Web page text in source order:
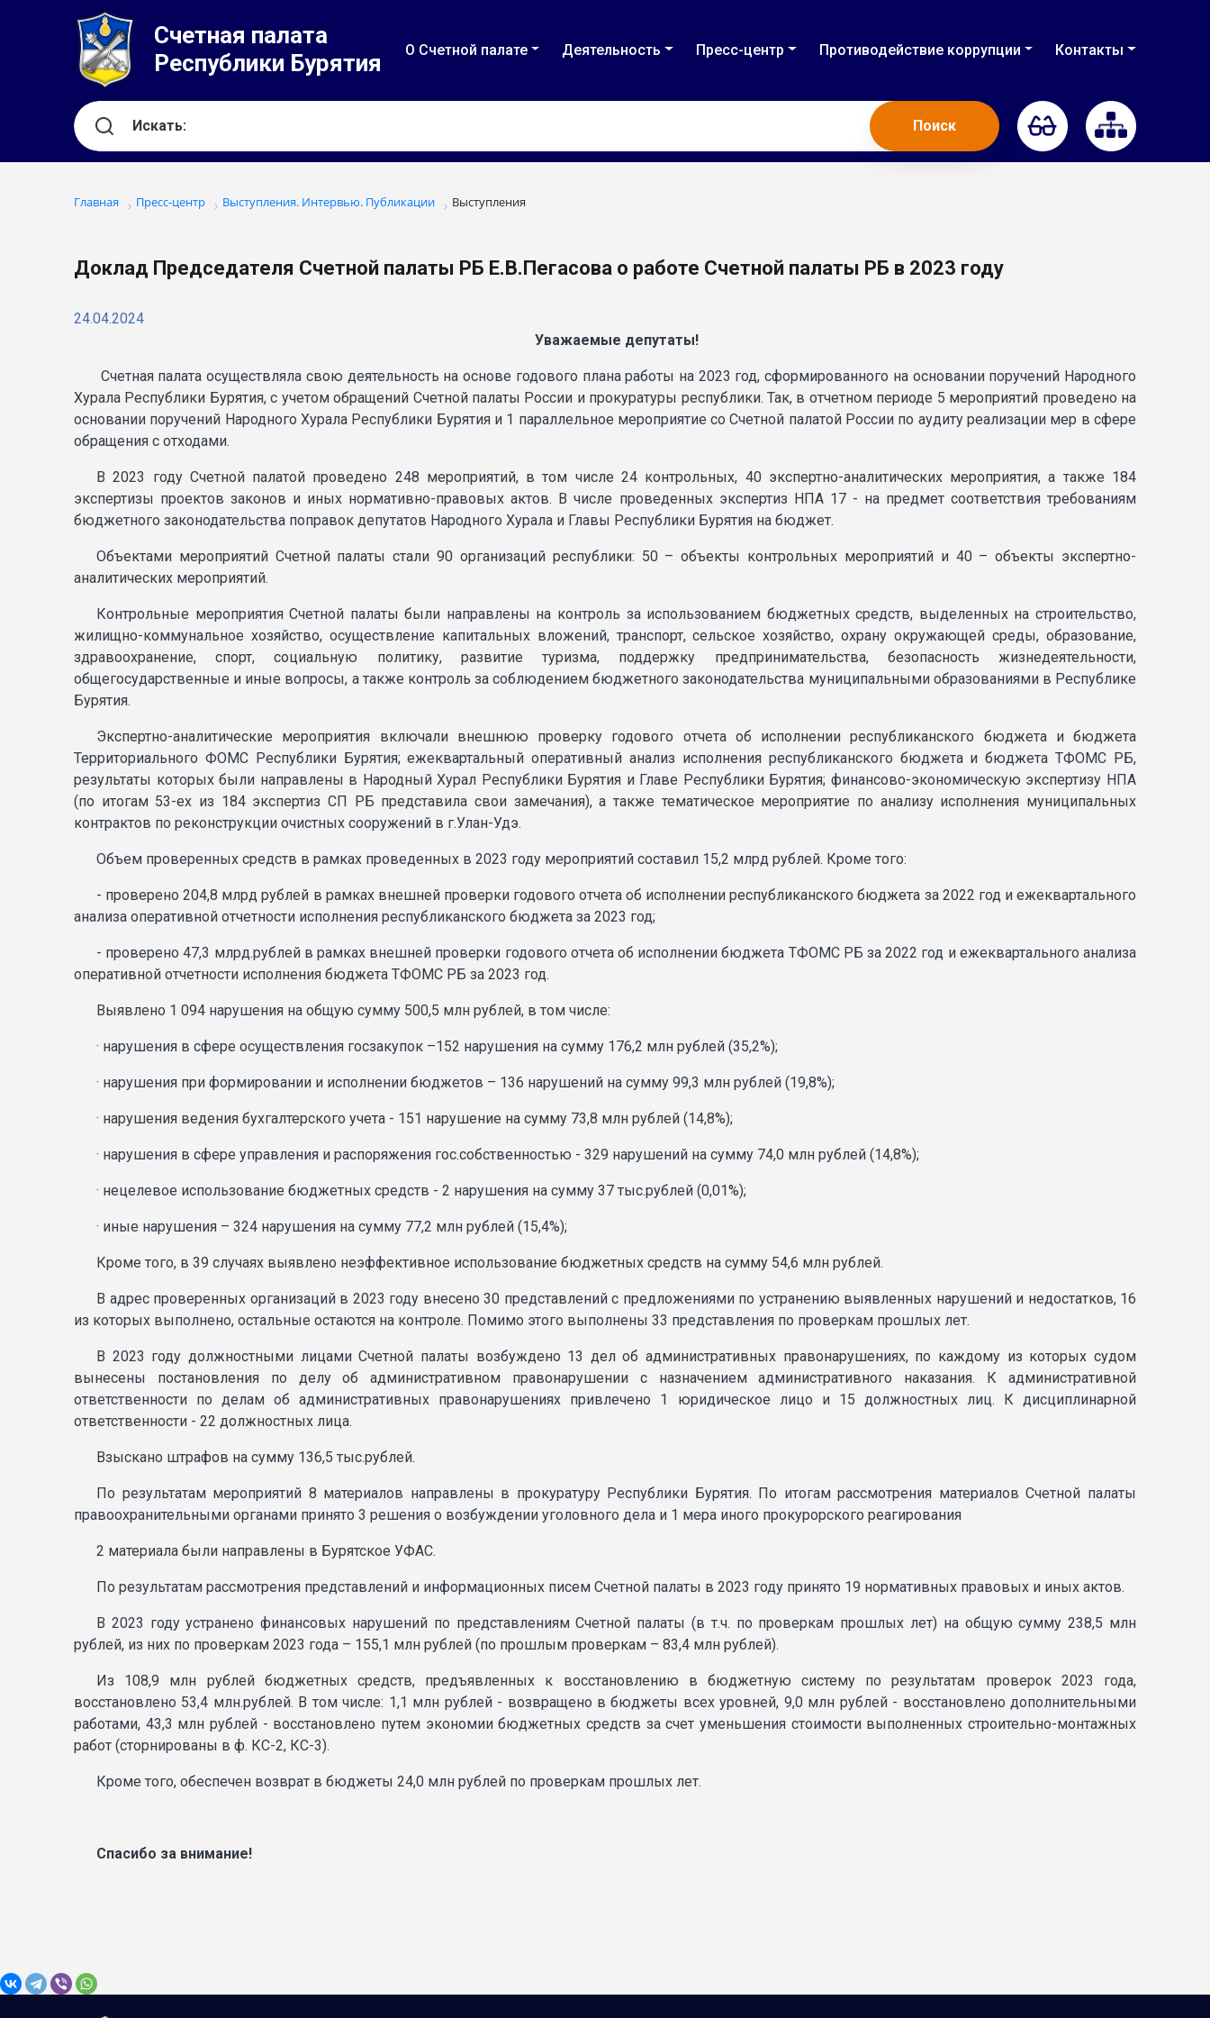
Счетная палата
Республики Бурятия
О Счетной палате Деятельность Пресс-центр Противодействие коррупции Контакты
Поиск
Главная Пресс-центр Выступления. Интервью. Публикации Выступления
Доклад Председателя Счетной палаты РБ Е.В.Пегасова о работе Счетной палаты РБ в 2023 году
24.04.2024
Уважаемые депутаты!
Счетная палата осуществляла свою деятельность на основе годового плана работы на 2023 год, сформированного на основании поручений Народного
Хурала Республики Бурятия, с учетом обращений Счетной палаты России и прокуратуры республики. Так, в отчетном периоде 5 мероприятий проведено на
основании поручений Народного Хурала Республики Бурятия и 1 параллельное мероприятие со Счетной палатой России по аудиту реализации мер в сфере
обращения с отходами.
В 2023 году Счетной палатой проведено 248 мероприятий, в том числе 24 контрольных, 40 экспертно-аналитических мероприятия, а также 184
экспертизы проектов законов и иных нормативно-правовых актов. В числе проведенных экспертиз НПА 17 - на предмет соответствия требованиям
бюджетного законодательства поправок депутатов Народного Хурала и Главы Республики Бурятия на бюджет.
Объектами мероприятий Счетной палаты стали 90 организаций республики: 50 – объекты контрольных мероприятий и 40 – объекты экспертно-
аналитических мероприятий.
Контрольные мероприятия Счетной палаты были направлены на контроль за использованием бюджетных средств, выделенных на строительство,
жилищно-коммунальное хозяйство, осуществление капитальных вложений, транспорт, сельское хозяйство, охрану окружающей среды, образование,
здравоохранение, спорт, социальную политику, развитие туризма, поддержку предпринимательства, безопасность жизнедеятельности,
общегосударственные и иные вопросы, а также контроль за соблюдением бюджетного законодательства муниципальными образованиями в Республике
Бурятия.
Экспертно-аналитические мероприятия включали внешнюю проверку годового отчета об исполнении республиканского бюджета и бюджета
Территориального ФОМС Республики Бурятия; ежеквартальный оперативный анализ исполнения республиканского бюджета и бюджета ТФОМС РБ,
результаты которых были направлены в Народный Хурал Республики Бурятия и Главе Республики Бурятия; финансово-экономическую экспертизу НПА
(по итогам 53-ех из 184 экспертиз СП РБ представила свои замечания), а также тематическое мероприятие по анализу исполнения муниципальных
контрактов по реконструкции очистных сооружений в г.Улан-Удэ.
Объем проверенных средств в рамках проведенных в 2023 году мероприятий составил 15,2 млрд рублей. Кроме того:
- проверено 204,8 млрд рублей в рамках внешней проверки годового отчета об исполнении республиканского бюджета за 2022 год и ежеквартального
анализа оперативной отчетности исполнения республиканского бюджета за 2023 год;
- проверено 47,3 млрд.рублей в рамках внешней проверки годового отчета об исполнении бюджета ТФОМС РБ за 2022 год и ежеквартального анализа
оперативной отчетности исполнения бюджета ТФОМС РБ за 2023 год.
Выявлено 1 094 нарушения на общую сумму 500,5 млн рублей, в том числе:
· нарушения в сфере осуществления госзакупок –152 нарушения на сумму 176,2 млн рублей (35,2%);
· нарушения при формировании и исполнении бюджетов – 136 нарушений на сумму 99,3 млн рублей (19,8%);
· нарушения ведения бухгалтерского учета - 151 нарушение на сумму 73,8 млн рублей (14,8%);
· нарушения в сфере управления и распоряжения гос.собственностью - 329 нарушений на сумму 74,0 млн рублей (14,8%);
· нецелевое использование бюджетных средств - 2 нарушения на сумму 37 тыс.рублей (0,01%);
· иные нарушения – 324 нарушения на сумму 77,2 млн рублей (15,4%);
Кроме того, в 39 случаях выявлено неэффективное использование бюджетных средств на сумму 54,6 млн рублей.
В адрес проверенных организаций в 2023 году внесено 30 представлений с предложениями по устранению выявленных нарушений и недостатков, 16
из которых выполнено, остальные остаются на контроле. Помимо этого выполнены 33 представления по проверкам прошлых лет.
В 2023 году должностными лицами Счетной палаты возбуждено 13 дел об административных правонарушениях, по каждому из которых судом
вынесены постановления по делу об административном правонарушении с назначением административного наказания. К административной
ответственности по делам об административных правонарушениях привлечено 1 юридическое лицо и 15 должностных лиц. К дисциплинарной
ответственности - 22 должностных лица.
Взыскано штрафов на сумму 136,5 тыс.рублей.
По результатам мероприятий 8 материалов направлены в прокуратуру Республики Бурятия. По итогам рассмотрения материалов Счетной палаты
правоохранительными органами принято 3 решения о возбуждении уголовного дела и 1 мера иного прокурорского реагирования
2 материала были направлены в Бурятское УФАС.
По результатам рассмотрения представлений и информационных писем Счетной палаты в 2023 году принято 19 нормативных правовых и иных актов.
В 2023 году устранено финансовых нарушений по представлениям Счетной палаты (в т.ч. по проверкам прошлых лет) на общую сумму 238,5 млн
рублей, из них по проверкам 2023 года – 155,1 млн рублей (по прошлым проверкам – 83,4 млн рублей).
Из 108,9 млн рублей бюджетных средств, предъявленных к восстановлению в бюджетную систему по результатам проверок 2023 года,
восстановлено 53,4 млн.рублей. В том числе: 1,1 млн рублей - возвращено в бюджеты всех уровней, 9,0 млн рублей - восстановлено дополнительными
работами, 43,3 млн рублей - восстановлено путем экономии бюджетных средств за счет уменьшения стоимости выполненных строительно-монтажных
работ (сторнированы в ф. КС-2, КС-3).
Кроме того, обеспечен возврат в бюджеты 24,0 млн рублей по проверкам прошлых лет.
Спасибо за внимание!